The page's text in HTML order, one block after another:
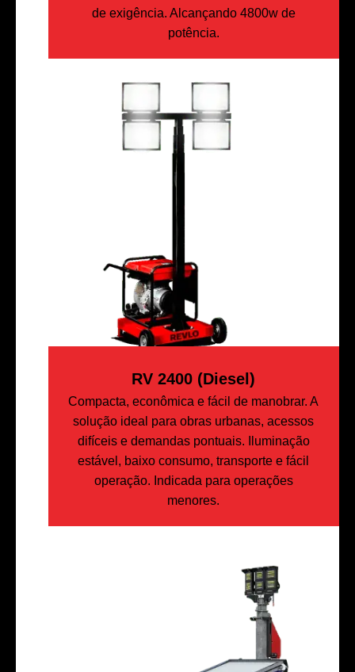
de exigência. Alcançando 4800w de
potência.
RV 2400 (Diesel)
Compacta, econômica e fácil de manobrar. A
solução ideal para obras urbanas, acessos
difíceis e demandas pontuais. Iluminação
estável, baixo consumo, transporte e fácil
operação. Indicada para operações
menores.